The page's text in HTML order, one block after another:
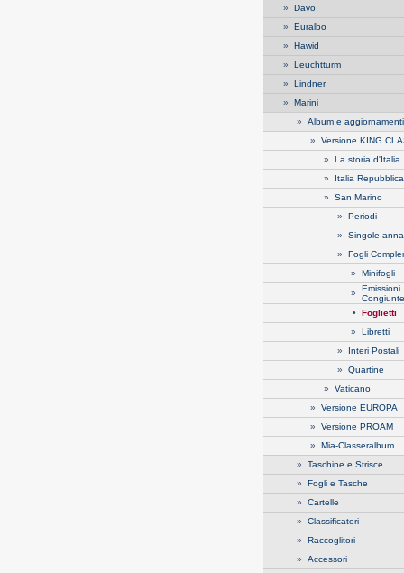
» Davo
» Euralbo
» Hawid
» Leuchtturm
» Lindner
» Marini
» Album e aggiornamenti
» Versione KING
» La storia d'Italia
» Italia Repubblica
» San Marino
» Periodi
» Singole
» Fogli
» Minifogli
» Emissioni
Congiunte
• Foglietti
» Libretti
» Interi Postali
» Quartine
» Vaticano
» Versione EUROPA
» Versione PROAM
» Mia-Classeralbum
» Taschine e Strisce
» Fogli e Tasche
» Cartelle
» Classificatori
» Raccoglitori
» Accessori